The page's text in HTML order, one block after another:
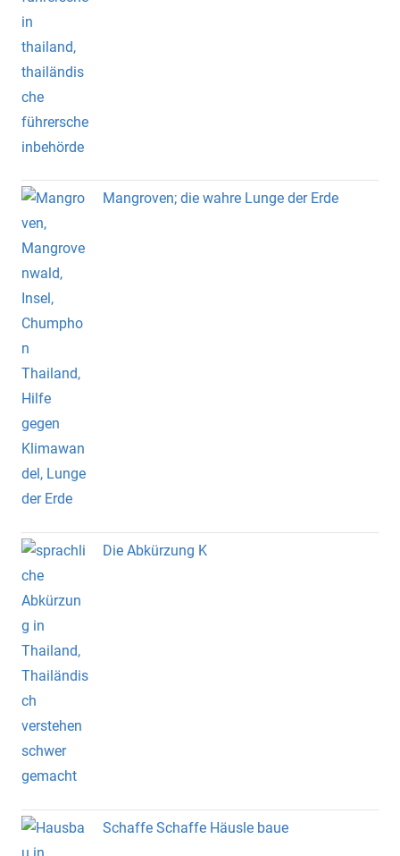
Mangroven; die wahre Lunge der Erde
Die Abkürzung K
Schaffe Schaffe Häusle baue